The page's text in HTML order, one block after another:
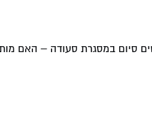
סיום במסגרת סעודה – האם